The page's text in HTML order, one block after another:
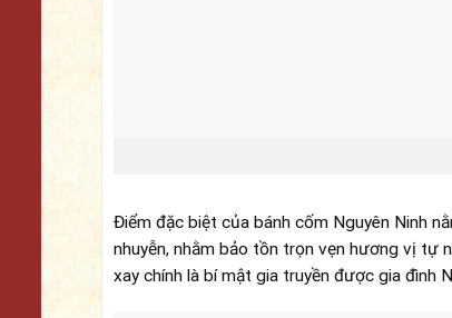
Điểm đặc biệt của bánh cốm Nguyên Ninh
nhuyễn, nhằm bảo tồn trọn vẹn hương vị tự
xay chính là bí mật gia truyền được gia đình